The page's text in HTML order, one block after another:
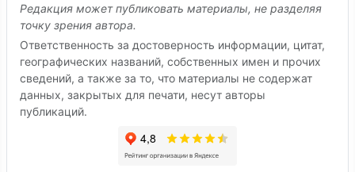
Редакция может публиковать материалы, не разделяя
точку зрения автора.
Ответственность за достоверность информации, цитат,
географических названий, собственных имен и прочих
сведений, а также за то, что материалы не содержат
данных, закрытых для печати, несут авторы
публикаций.